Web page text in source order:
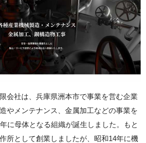
会社は、兵庫県洲本市で事業を営む企業
やメンテナンス、金属加工などの事業を
に母体となる組織が誕生しました。もと
所として創業しましたが、昭和14年に機